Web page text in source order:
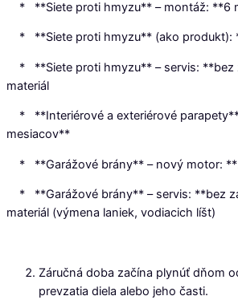
* **Siete proti hmyzu** – montáž: **6
* **Siete proti hmyzu** (ako produkt):
* **Siete proti hmyzu** – servis: **bez
materiál
* **Interiérové a exteriérové
mesiacov**
* **Garážové brány** – nový motor:
* **Garážové brány** – servis: **bez
materiál (výmena laniek, vodiacich líšt)
Záručná doba začína plynúť dňom
prevzatia diela alebo jeho časti.